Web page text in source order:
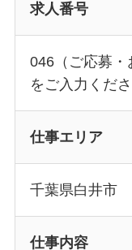
求人番号
046（ご応募・
をご入力くださ
仕事エリア
千葉県白井市
仕事内容